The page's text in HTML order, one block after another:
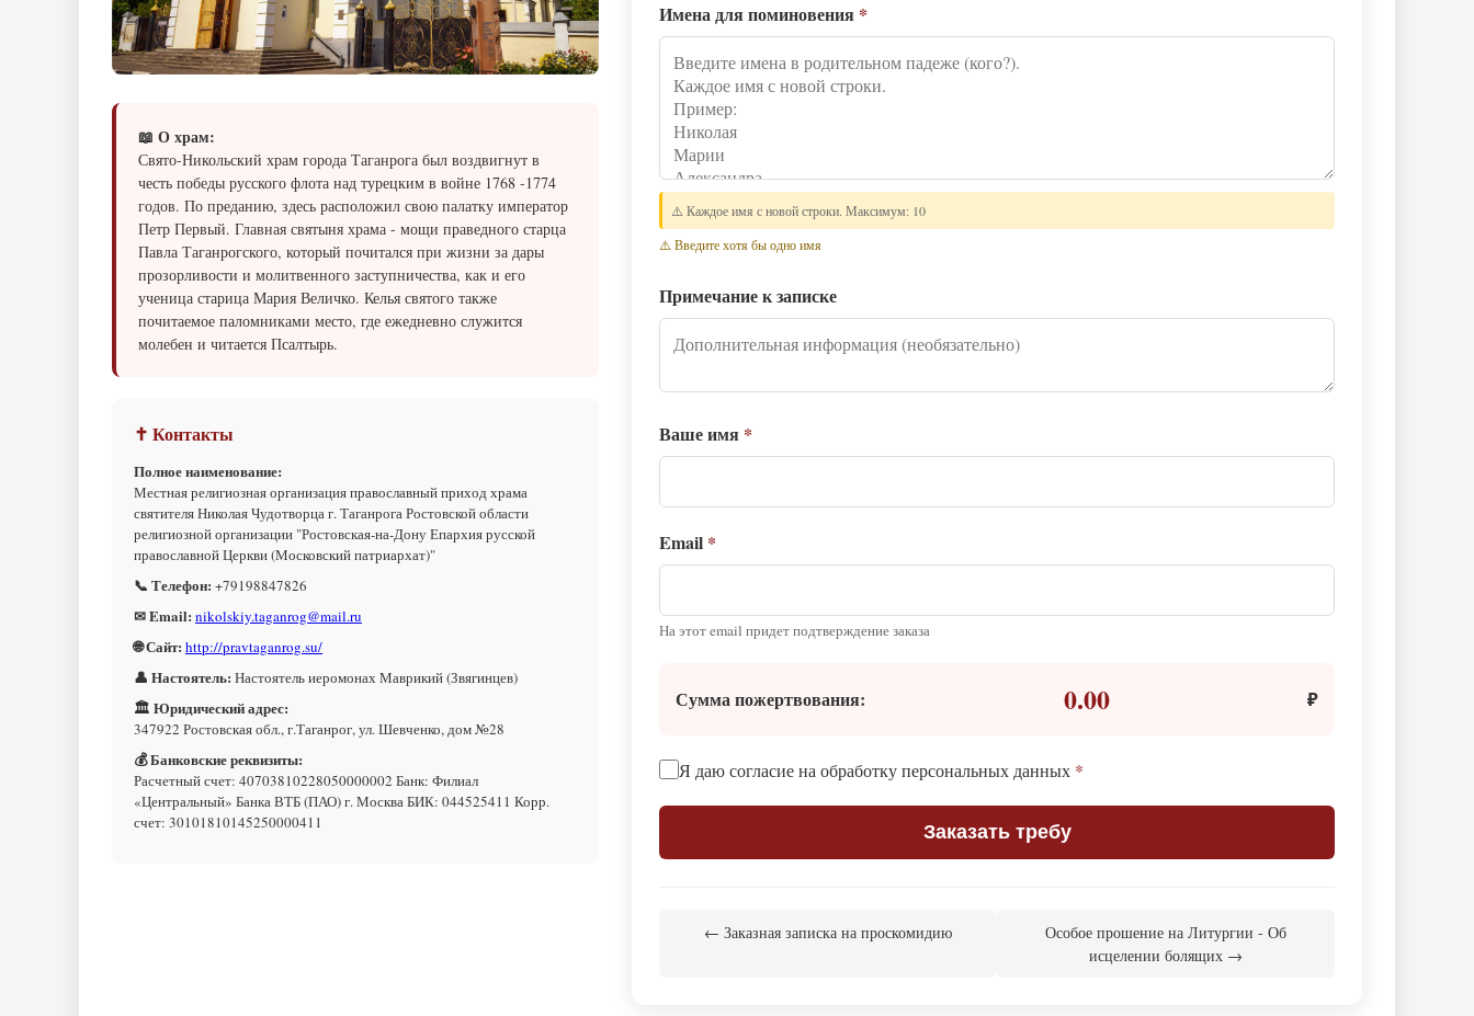
📖 О храм:
Свято-Никольский храм города Таганрога был воздвигнут в
честь победы русского флота над турецким в войне 1768 -1774
годов. По преданию, здесь расположил свою палатку император
Петр Первый. Главная святыня храма - мощи праведного старца
Павла Таганрогского, который почитался при жизни за дары
прозорливости и молитвенного заступничества, как и его
ученица старица Мария Величко. Келья святого также
почитаемое паломниками место, где ежедневно служится
молебен и читается Псалтырь.
✝ Контакты
Полное наименование:
Местная религиозная организация православный приход храма
святителя Николая Чудотворца г. Таганрога Ростовской области
религиозной организации "Ростовская-на-Дону Епархия русской
православной Церкви (Московский патриархат)"
📞 Телефон: +79198847826
✉ Email: nikolskiy.taganrog@mail.ru
🌐 Сайт: http://pravtaganrog.su/
👤 Настоятель: Настоятель иеромонах Маврикий (Звягинцев)
🏛 Юридический адрес:
347922 Ростовская обл., г.Таганрог, ул. Шевченко, дом №28
💰 Банковские реквизиты:
Расчетный счет: 40703810228050000002 Банк: Филиал
«Центральный» Банка ВТБ (ПАО) г. Москва БИК: 044525411 Корр.
счет: 30101810145250000411
Имена для поминовения *
⚠️ Каждое имя с новой строки. Максимум: 10
⚠️ Введите хотя бы одно имя
Примечание к записке
Ваше имя *
Email *
На этот email придет подтверждение заказа
Сумма пожертвования: 0.00 ₽
Я даю согласие на обработку персональных данных *
Заказать требу
← Заказная записка на проскомидию
Особое прошение на Литургии - Об
исцелении болящих →